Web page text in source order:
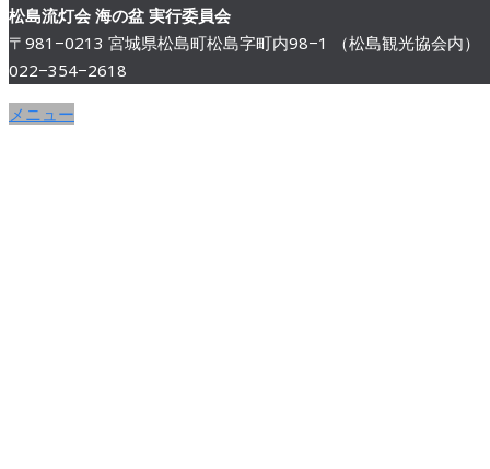
松島流灯会 海の盆 実行委員会
〒981−0213 宮城県松島町松島字町内98−1 （松島観光協会内）
022−354−2618
メニュー